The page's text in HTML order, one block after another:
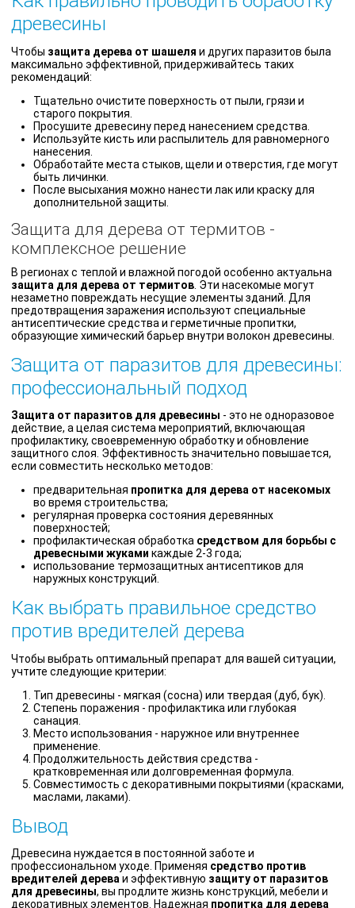
древесины
Чтобы защита дерева от шашеля и других паразитов была
максимально эффективной, придерживайтесь таких
рекомендаций:
Тщательно очистите поверхность от пыли, грязи и
старого покрытия.
Просушите древесину перед нанесением средства.
Используйте кисть или распылитель для равномерного
нанесения.
Обработайте места стыков, щели и отверстия, где могут
быть личинки.
После высыхания можно нанести лак или краску для
дополнительной защиты.
Защита для дерева от термитов -
комплексное решение
В регионах с теплой и влажной погодой особенно актуальна
защита для дерева от термитов . Эти насекомые могут
незаметно повреждать несущие элементы зданий. Для
предотвращения заражения используют специальные
антисептические средства и герметичные пропитки,
образующие химический барьер внутри волокон древесины.
Защита от паразитов для древесины:
профессиональный подход
Защита от паразитов для древесины - это не одноразовое
действие, а целая система мероприятий, включающая
профилактику, своевременную обработку и обновление
защитного слоя. Эффективность значительно повышается,
если совместить несколько методов:
предварительная пропитка для дерева от насекомых
во время строительства;
регулярная проверка состояния деревянных
поверхностей;
профилактическая обработка средством для борьбы с
древесными жуками каждые 2-3 года;
использование термозащитных антисептиков для
наружных конструкций.
Как выбрать правильное средство
против вредителей дерева
Чтобы выбрать оптимальный препарат для вашей ситуации,
учтите следующие критерии:
Тип древесины - мягкая (сосна) или твердая (дуб, бук).
Степень поражения - профилактика или глубокая
санация.
Место использования - наружное или внутреннее
применение.
Продолжительность действия средства -
кратковременная или долговременная формула.
Совместимость с декоративными покрытиями (красками,
маслами, лаками).
Вывод
Древесина нуждается в постоянной заботе и
профессиональном уходе. Применяя средство против
вредителей дерева и эффективную защиту от паразитов
для древесины, вы продлите жизнь конструкций, мебели и
декоративных элементов. Надежная пропитка для дерева